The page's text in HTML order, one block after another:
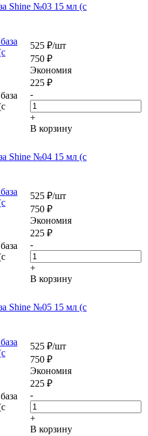
Shine №03 15 мл (c
525 ₽/шт
750 ₽
Экономия
225 ₽
-
+
В корзину
Shine №04 15 мл (c
525 ₽/шт
750 ₽
Экономия
225 ₽
-
+
В корзину
Shine №05 15 мл (c
525 ₽/шт
750 ₽
Экономия
225 ₽
-
+
В корзину